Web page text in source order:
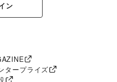
ン
タープライズ